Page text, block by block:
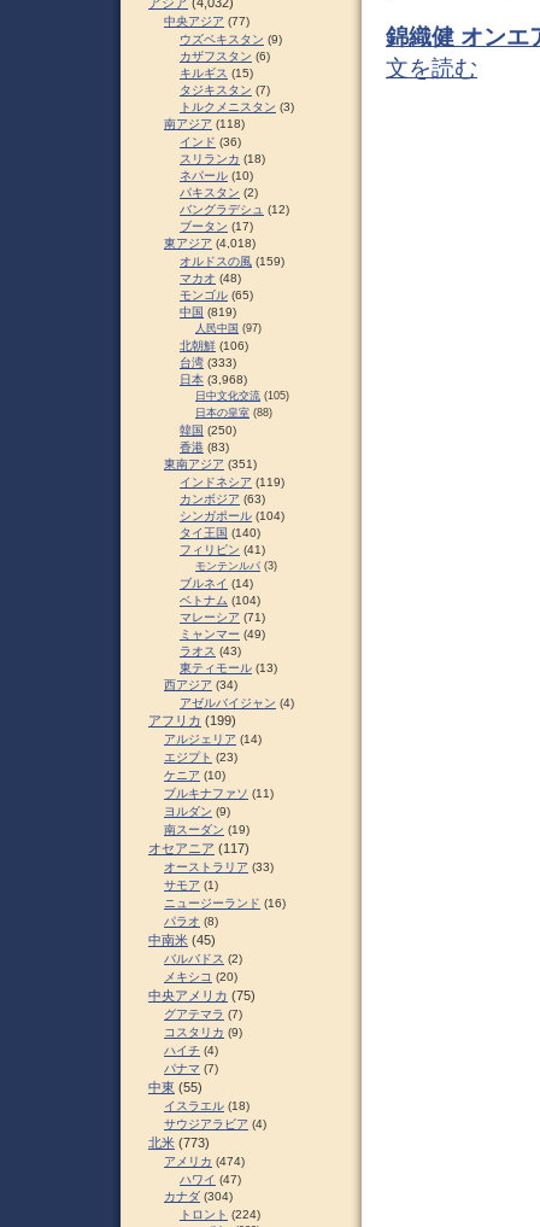
錦織健 オンエ
文を読む
中央アジア (77)
ウズベキスタン (9)
カザフスタン (6)
キルギス (15)
タジキスタン (7)
トルクメニスタン (3)
南アジア (118)
インド (36)
スリランカ (18)
ネパール (10)
パキスタン (2)
バングラデシュ (12)
ブータン (17)
東アジア (4,018)
オルドスの風 (159)
マカオ (48)
モンゴル (65)
中国 (819)
人民中国 (97)
北朝鮮 (106)
台湾 (333)
日本 (3,968)
日中文化交流 (105)
日本の皇室 (88)
韓国 (250)
香港 (83)
東南アジア (351)
インドネシア (119)
カンボジア (63)
シンガポール (104)
タイ王国 (140)
フィリピン (41)
モンテンルパ (3)
ブルネイ (14)
ベトナム (104)
マレーシア (71)
ミャンマー (49)
ラオス (43)
東ティモール (13)
西アジア (34)
アゼルバイジャン (4)
アフリカ (199)
アルジェリア (14)
エジプト (23)
ケニア (10)
ブルキナファソ (11)
ヨルダン (9)
南スーダン (19)
オセアニア (117)
オーストラリア (33)
サモア (1)
ニュージーランド (16)
パラオ (8)
中南米 (45)
バルバドス (2)
メキシコ (20)
中央アメリカ (75)
グアテマラ (7)
コスタリカ (9)
ハイチ (4)
パナマ (7)
中東 (55)
イスラエル (18)
サウジアラビア (4)
北米 (773)
アメリカ (474)
ハワイ (47)
カナダ (304)
トロント (224)